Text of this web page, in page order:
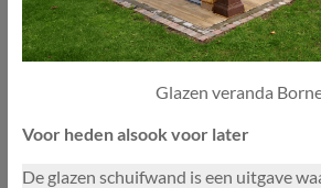
Glazen veranda
Voor heden alsook voor later
De glazen schuifwand is een uitgave